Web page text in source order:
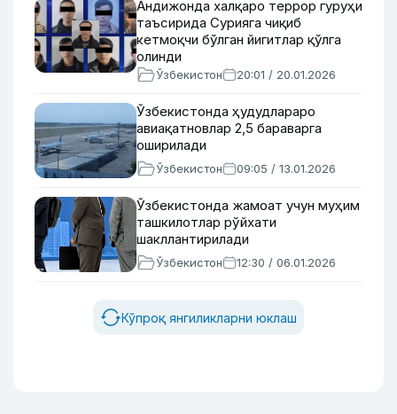
Андижонда халқаро террор гуруҳи
таъсирида Сурияга чиқиб
кетмоқчи бўлган йигитлар қўлга
олинди
Ўзбекистон 20:01 / 20.01.2026
Ўзбекистонда ҳудудлараро
авиақатновлар 2,5 бараварга
оширилади
Ўзбекистон 09:05 / 13.01.2026
Ўзбекистонда жамоат учун муҳим
ташкилотлар рўйхати
шакллантирилади
Ўзбекистон 12:30 / 06.01.2026
Кўпроқ янгиликларни юклаш